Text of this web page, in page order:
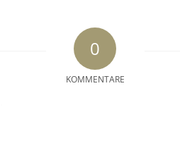
0
KOMMENTARE